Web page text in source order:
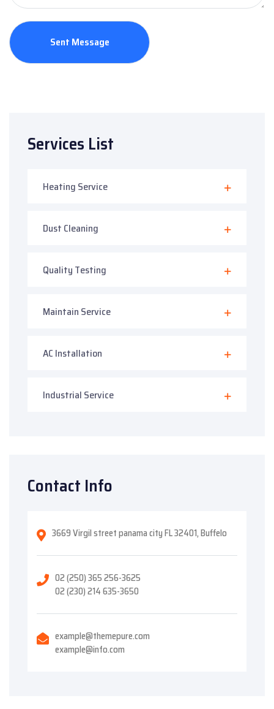
Services List
Heating Service
Dust Cleaning
Quality Testing
Maintain Service
AC Installation
Industrial Service
Contact Info
3669 Virgil street panama city FL 32401, Buffelo
02 (250) 365 256-3625
02 (230) 214 635-3650
example@themepure.com
example@info.com